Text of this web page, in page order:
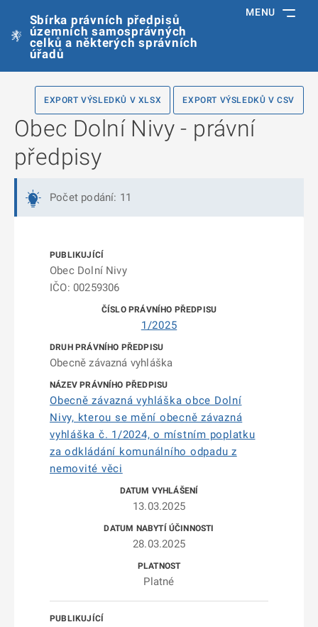
Sbírka právních předpisů
územních samosprávných
celků a některých správních
úřadů
MENU
EXPORT VÝSLEDKŮ V XLSX EXPORT VÝSLEDKŮ V CSV
Obec Dolní Nivy - právní
předpisy
Počet podání: 11
Obec Dolní Nivy
IČO: 00259306
1/2025
Obecně závazná vyhláška
Obecně závazná vyhláška obce Dolní
Nivy, kterou se mění obecně závazná
vyhláška č. 1/2024, o místním poplatku
za odkládání komunálního odpadu z
nemovité věci
13.03.2025
28.03.2025
Platné